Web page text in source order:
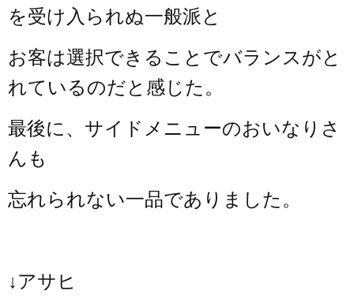
を受け入られぬ一般派と
お客は選択できることでバランスがと
れているのだと感じた。
最後に、サイドメニューのおいなりさ
んも
忘れられない一品でありました。
↓アサヒ